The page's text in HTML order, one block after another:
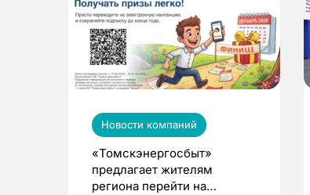
Новости компаний
«Томскэнергосбыт»
предлагает жителям
региона перейти на